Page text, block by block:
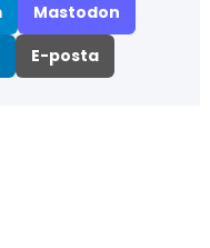
Mastodon
E-posta